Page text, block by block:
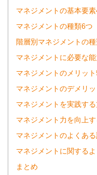
マネジメントの基本要素
マネジメントの種類6つ
階層別マネジメントの
マネジメントに必要な
マネジメントのメリット
マネジメントのデメリ
マネジメントを実践す
マネジメント力を向上
マネジメントのよくあ
マネジメントに関する
まとめ